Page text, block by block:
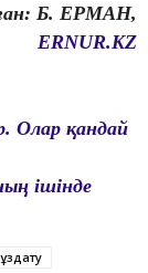
Б. ЕРМАН,
ERNUR.KZ
қандай
ішінде